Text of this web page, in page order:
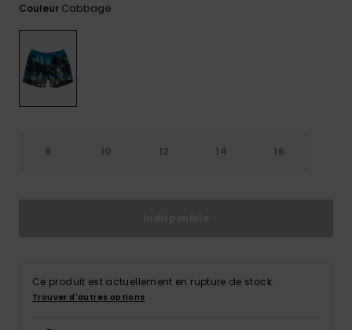
la FAQ
Couleur Cabbage
8 10 12 14 16
Ce produit est actuellement en rupture de stock.
Trouver d'autres options